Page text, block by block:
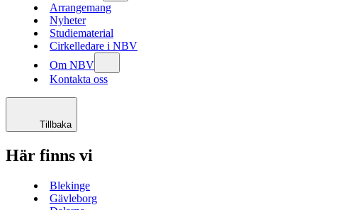
Arrangemang
Nyheter
Studiematerial
Cirkelledare i NBV
Om NBV
Kontakta oss
Tillbaka
Här finns vi
Blekinge
Gävleborg